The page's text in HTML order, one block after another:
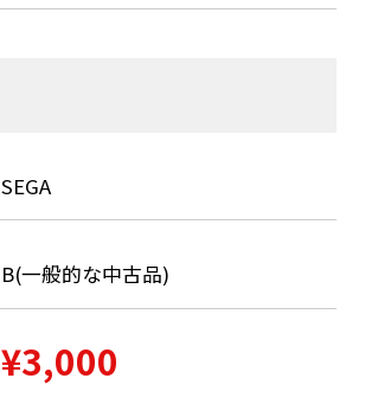
SEGA
B(一般的な中古品)
¥3,000